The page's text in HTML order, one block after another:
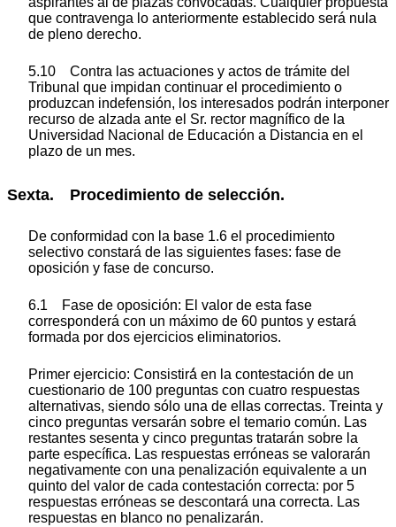
que contravenga lo anteriormente establecido será nula
de pleno derecho.
5.10 Contra las actuaciones y actos de trámite del
Tribunal que impidan continuar el procedimiento o
produzcan indefensión, los interesados podrán interponer
recurso de alzada ante el Sr. rector magnífico de la
Universidad Nacional de Educación a Distancia en el
plazo de un mes.
Sexta. Procedimiento de selección.
De conformidad con la base 1.6 el procedimiento
selectivo constará de las siguientes fases: fase de
oposición y fase de concurso.
6.1 Fase de oposición: El valor de esta fase
corresponderá con un máximo de 60 puntos y estará
formada por dos ejercicios eliminatorios.
Primer ejercicio: Consistirá́ en la contestación de un
cuestionario de 100 preguntas con cuatro respuestas
alternativas, siendo sólo una de ellas correctas. Treinta y
cinco preguntas versarán sobre el temario común. Las
restantes sesenta y cinco preguntas tratarán sobre la
parte específica. Las respuestas erróneas se valorarán
negativamente con una penalización equivalente a un
quinto del valor de cada contestación correcta: por 5
respuestas erróneas se descontará una correcta. Las
respuestas en blanco no penalizarán.